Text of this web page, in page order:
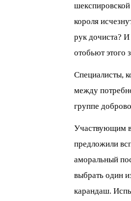
короля
рук дочиста?
отобьют этого
Специалисты,
между
группе
Участвующим в
предложили
аморальный
выбрать один
карандаш.